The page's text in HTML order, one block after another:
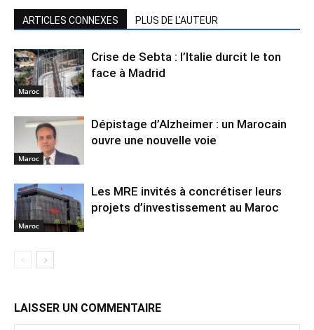
ARTICLES CONNEXES PLUS DE L'AUTEUR
Maroc
Crise de Sebta : l’Italie durcit le ton
face à Madrid
Maroc
Dépistage d’Alzheimer : un Marocain
ouvre une nouvelle voie
Maroc
Les MRE invités à concrétiser leurs
projets d’investissement au Maroc
LAISSER UN COMMENTAIRE